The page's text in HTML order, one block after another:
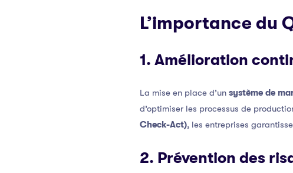
L’importance du
1. Amélioration
La mise en place d’un système de
d’optimiser les processus de
Check-Act), les entreprises
2. Prévention des